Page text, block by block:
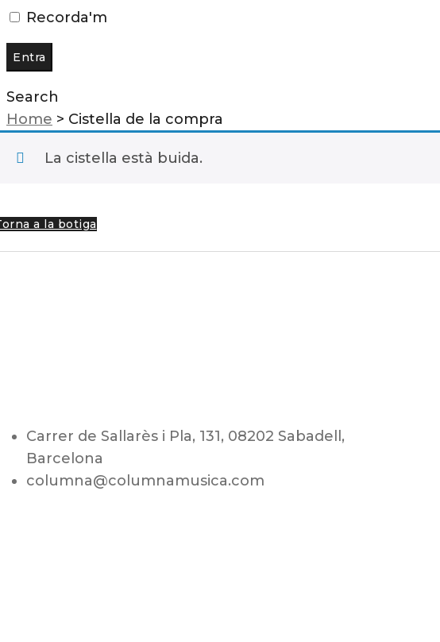
Recorda'm
Search
Home > Cistella de la compra
La cistella està buida.
a la botiga
Carrer de Sallarès i Pla, 131, 08202 Sabadell,
Barcelona
columna@columnamusica.com